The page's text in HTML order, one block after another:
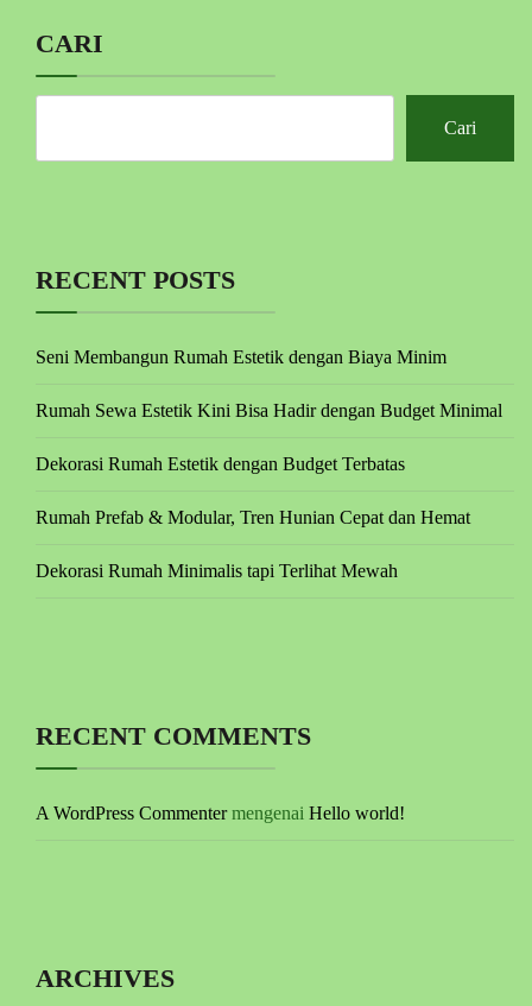
CARI
Cari
RECENT POSTS
Seni Membangun Rumah Estetik dengan Biaya Minim
Rumah Sewa Estetik Kini Bisa Hadir dengan Budget Minimal
Dekorasi Rumah Estetik dengan Budget Terbatas
Rumah Prefab & Modular, Tren Hunian Cepat dan Hemat
Dekorasi Rumah Minimalis tapi Terlihat Mewah
RECENT COMMENTS
A WordPress Commentermengenai Hello world!
ARCHIVES